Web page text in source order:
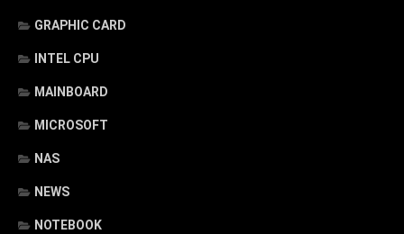
GRAPHIC CARD
INTEL CPU
MAINBOARD
MICROSOFT
NAS
NEWS
NOTEBOOK